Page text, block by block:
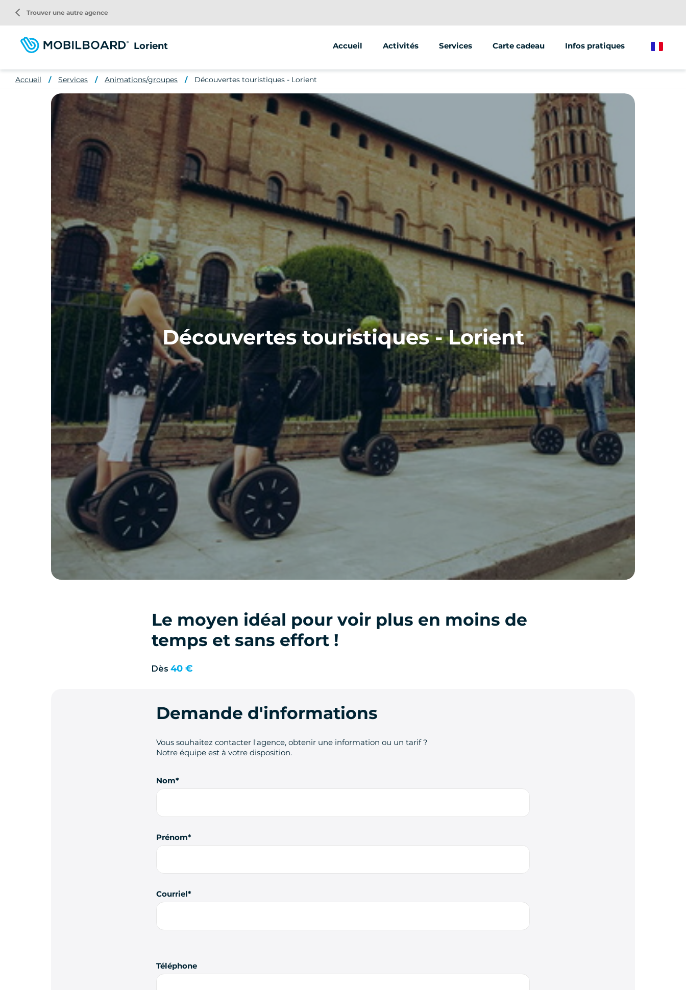
contenu
principal
Lorient Accueil Activités
Segway
Services
Animations/groupes
Carte cadeau Infos pratiques
arrow_back_ios Trouver une autre agence
Accueil Services Animations/groupes Découvertes touristiques - Lorient
Découvertes touristiques - Lorient
Le moyen idéal pour voir plus en moins de
temps et sans effort !
Dès 40 €
Demande d'informations
Vous souhaitez contacter l'agence, obtenir une information ou un tarif ?
Notre équipe est à votre disposition.
Nom
Prénom
Courriel
Téléphone